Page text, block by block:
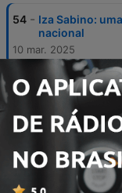
54 - Iza Sabino:
nacional
10 mar. 2025
53 A década que
24 fev. 2025
52 - Temperaturas
mais de 100
13 maio 2024